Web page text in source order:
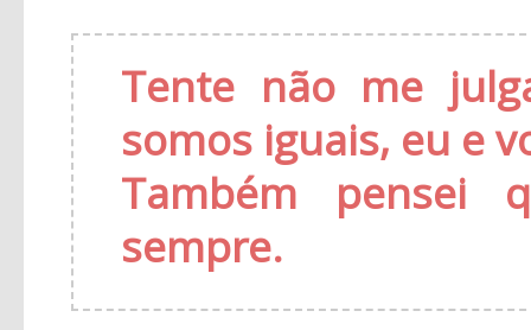
Tente não me
somos iguais, eu e
Também pensei
sempre.